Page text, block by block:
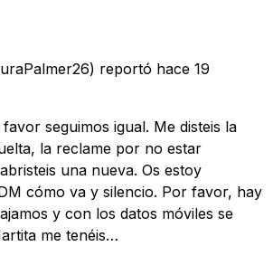
reportó hace 19
seguimos igual. Me disteis la
la reclame por no estar
una nueva. Os estoy
cómo va y silencio. Por favor, hay
y con los datos móviles se
me tenéis…